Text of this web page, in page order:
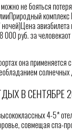
не бояться
000 руб. за
она
солнечных
В СЕНТЯБРЕ
4-5*
совмещая спа-